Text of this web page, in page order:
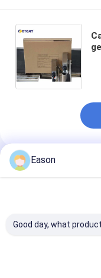
Prodotti
Eason
Good day, what